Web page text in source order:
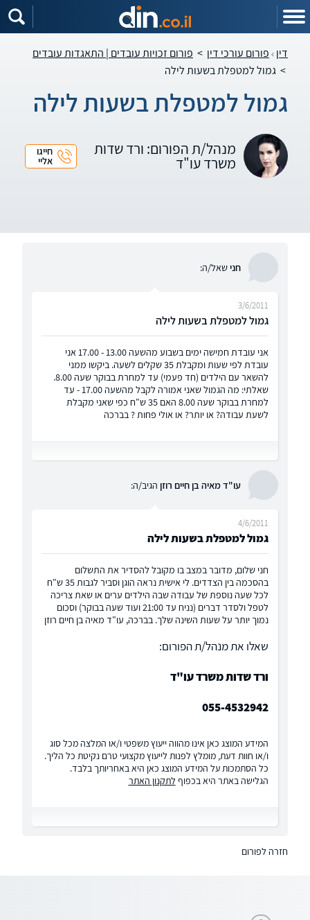
דין פורום עורכי דין > פורום זכויות עובדים | התאגדות עובדים
> גמול למטפלת בשעות לילה
גמול למטפלת בשעות לילה
מנהל/ת הפורום: ורד שדות
משרד עו"ד
חייגו
אליי
חנישאל/ה:
גמול למטפלת בשעות לילה
3/6/2011
אני עובדת חמישה ימים בשבוע מהשעה 13.00 - 17.00 אני
עובדת לפי שעות ומקבלת 35 שקלים לשעה. ביקשו ממני
להשאר עם הילדים (חד פעמי) עד למחרת בבוקר שעה 8.00.
שאלתי: מה הגמול שאני אמורה לקבל מהשעה 17.00 - עד
למחרת בבוקר שעה 8.00 האם 35 ש"ח כפי שאני מקבלת
לשעת עבודה? או יותר? או אולי פחות ? בברכה
עו"ד מאיה בן חיים רוזן הגיב/ה:
גמול למטפלת בשעות לילה
4/6/2011
חני שלום, מדובר במצב בו מקובל להסדיר את התשלום
בהסכמה בין הצדדים. לי אישית נראה הוגן וסביר לגבות 35 ש"ח
לכל שעה נוספת של עבודה שבה הילדים ערים או שאת צריכה
לטפל ולסדר דברים (נניח עד 21:00 ועוד שעה בבוקר) וסכום
נמוך יותר על שעות השינה שלך. בברכה, עו"ד מאיה בן חיים רוזן
שאלו את מנהל/ת הפורום:
ורד שדות משרד עו"ד
055-4532942
המידע המוצג כאן אינו מהווה ייעוץ משפטי ו/או המלצה מכל סוג
ו/או חוות דעת, מומלץ לפנות לייעוץ מקצועי טרם נקיטת כל הליך.
כל הסתמכות על המידע המוצג כאן היא באחריותך בלבד.
הגלישה באתר היא בכפוף לתקנון האתר
חזרה לפורום